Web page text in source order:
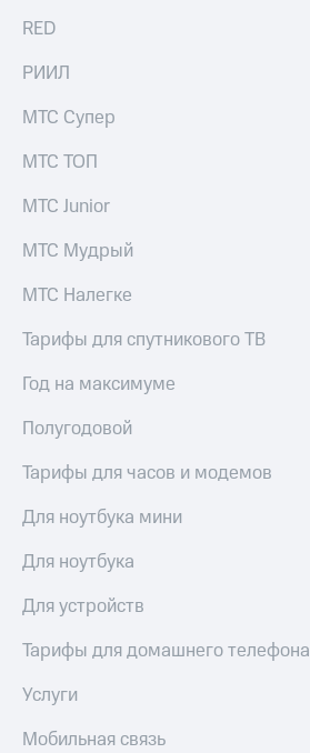
в МТС
номером
Поддержка
и подписки
Premium
Подписка
на гигабайты
интернета,
фильмы,
музыка
и многое
другое
группа
Скидка
общие
к геолокации
группа
Скидка
общие
и услуги,
к геолокации
Сертификаты
безопасности
под
в Мой МТС
Посмотрите,
что
полезного
есть
в нашем
приложении
КИОН
RED
РИИЛ
МТС Супер
МТС ТОП
МТС Junior
МТС Мудрый
МТС Налегке
Тарифы для спутникового ТВ
Год на максимуме
Полугодовой
Тарифы для часов и модемов
Для ноутбука мини
Для ноутбука
Для устройств
Тарифы для домашнего телефона
Услуги
Мобильная связь